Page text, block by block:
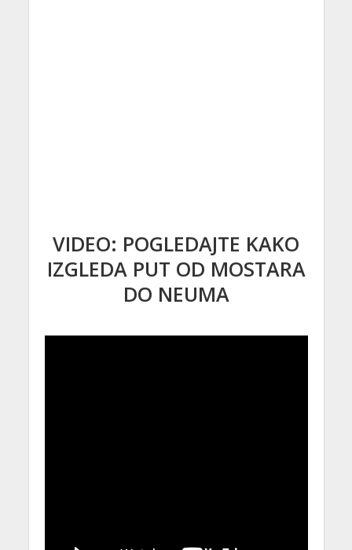
VIDEO: POGLEDAJTE KAKO
IZGLEDA PUT OD MOSTARA
DO NEUMA